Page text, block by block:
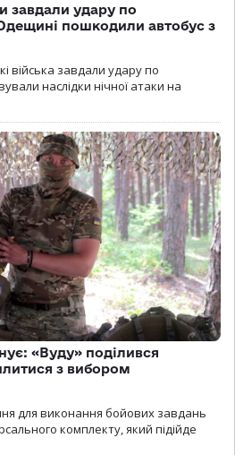
завдали удару по
пошкодили автобус з
війська завдали удару по
наслідки нічної атаки на
«Вуду» поділився
з вибором
для виконання бойових завдань
комплекту, який підійде